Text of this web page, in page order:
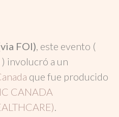
FOI), este evento (
involucró a un
que fue producido
CANADA
.